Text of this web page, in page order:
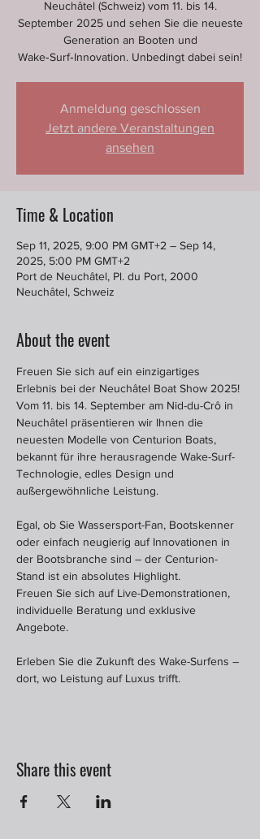
Neuchâtel (Schweiz) vom 11. bis 14.
September 2025 und sehen Sie die neueste
Generation an Booten und
Wake‑Surf‑Innovation. Unbedingt dabei sein!
Anmeldung geschlossen
Jetzt andere Veranstaltungen
ansehen
Time & Location
Sep 11, 2025, 9:00 PM GMT+2 – Sep 14,
2025, 5:00 PM GMT+2
Port de Neuchâtel, Pl. du Port, 2000
Neuchâtel, Schweiz
About the event
Freuen Sie sich auf ein einzigartiges
Erlebnis bei der Neuchâtel Boat Show 2025!
Vom 11. bis 14. September am Nid-du-Crô in
Neuchâtel präsentieren wir Ihnen die
neuesten Modelle von Centurion Boats,
bekannt für ihre herausragende Wake-Surf-
Technologie, edles Design und
außergewöhnliche Leistung.
Egal, ob Sie Wassersport-Fan, Bootskenner
oder einfach neugierig auf Innovationen in
der Bootsbranche sind – der Centurion-
Stand ist ein absolutes Highlight.
Freuen Sie sich auf Live-Demonstrationen,
individuelle Beratung und exklusive
Angebote.
Erleben Sie die Zukunft des Wake-Surfens –
dort, wo Leistung auf Luxus trifft.
Share this event